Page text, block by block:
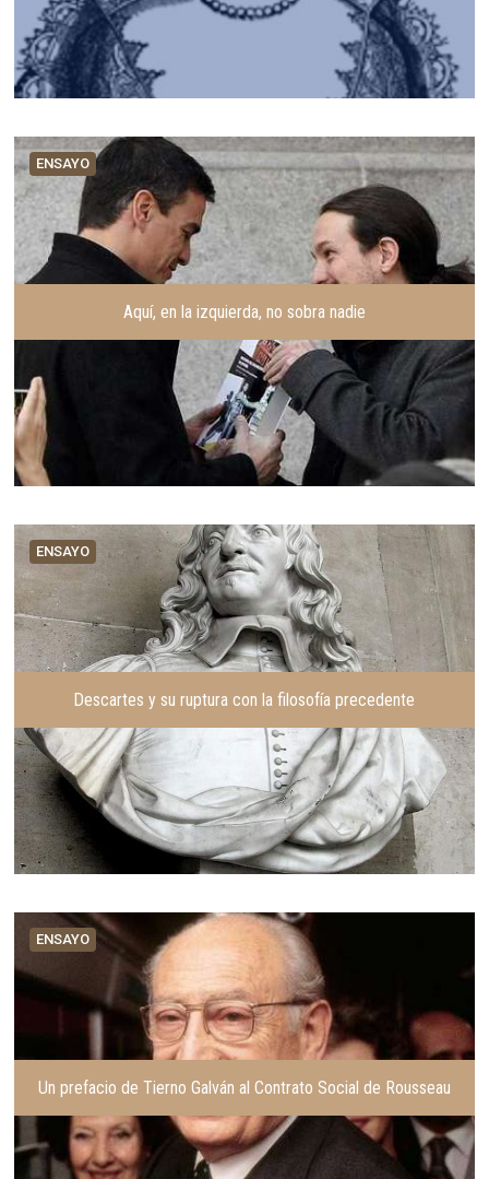
ENSAYO
Aquí, en la izquierda, no sobra nadie
ENSAYO
Descartes y su ruptura con la filosofía precedente
ENSAYO
Un prefacio de Tierno Galván al Contrato Social de Rousseau